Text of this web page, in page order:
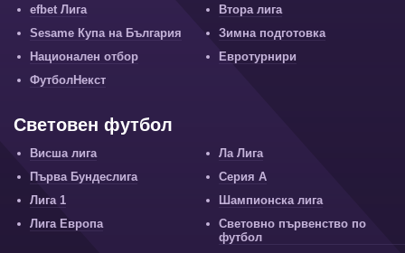
efbet Лига
Втора лига
Sesame Купа на България
Зимна подготовка
Национален отбор
Евротурнири
ФутболНекст
Световен футбол
Висша лига
Ла Лига
Първа Бундеслига
Серия А
Лига 1
Шампионска лига
Лига Европа
Световно първенство по
футбол